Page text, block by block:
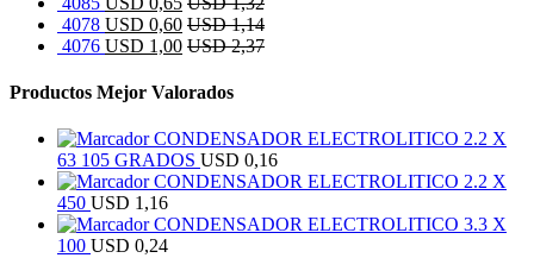
4078 USD 0,60 USD1,14
4076 USD 1,00 USD2,37
Productos Mejor Valorados
CONDENSADOR ELECTROLITICO 2.2 X
63 105 GRADOS USD 0,16
CONDENSADOR ELECTROLITICO 2.2 X
450 USD 1,16
CONDENSADOR ELECTROLITICO 3.3 X
100 USD 0,24